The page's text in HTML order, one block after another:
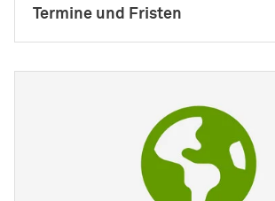
Termine und Fristen